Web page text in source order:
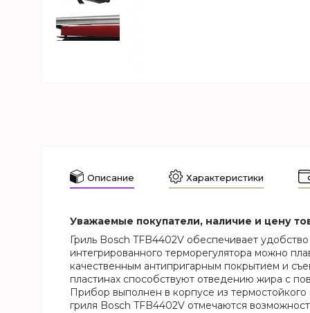
Описание Характеристики
Уважаемые покупатели, наличие и цену
Гриль Bosch TFB4402V обеспечивает
интегрированного терморегулятора можно
качественным антипригарным покрытием и
пластинах способствуют отведению жира с
Прибор выполнен в корпусе из
гриля Bosch TFB4402V отмечаются